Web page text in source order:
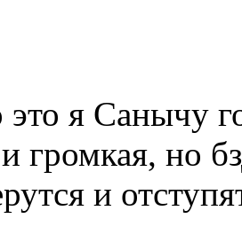
я Санычу
громкая, но
и